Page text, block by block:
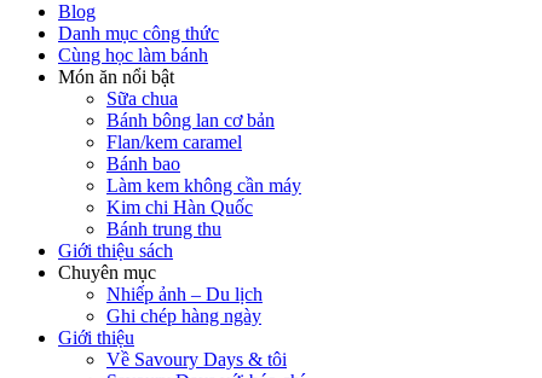
Blog
Danh mục công thức
Cùng học làm bánh
Món ăn nổi bật
Sữa chua
Bánh bông lan cơ bản
Flan/kem caramel
Bánh bao
Làm kem không cần máy
Kim chi Hàn Quốc
Bánh trung thu
Giới thiệu sách
Chuyên mục
Nhiếp ảnh – Du lịch
Ghi chép hàng ngày
Giới thiệu
Về Savoury Days & tôi